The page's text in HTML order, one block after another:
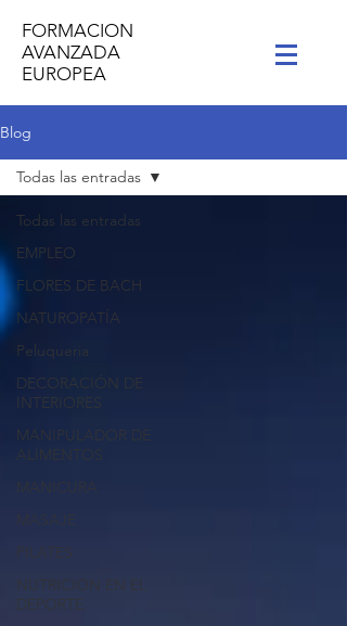
FORMACION
AVANZADA
EUROPEA
Blog
Todas las entradas
EMPLEO
FLORES DE BACH
NATUROPATÍA
Peluqueria
DECORACIÓN DE
INTERIORES
MANIPULADOR DE
ALIMENTOS
MANICURA
MASAJE
PILATES
NUTRICION EN EL
DEPORTE
Todas las entradas